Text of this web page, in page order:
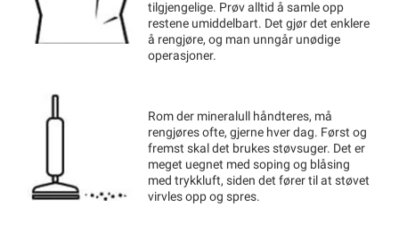
tilgjengelige. Prøv alltid å samle opp
restene umiddelbart. Det gjør det enklere
å rengjøre, og man unngår unødige
operasjoner.
Rom der mineralull håndteres, må
rengjøres ofte, gjerne hver dag. Først og
fremst skal det brukes støvsuger. Det er
meget uegnet med soping og blåsing
med trykkluft, siden det fører til at støvet
virvles opp og spres.